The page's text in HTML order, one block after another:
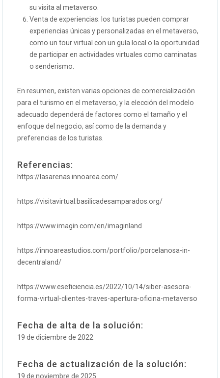
su visita al metaverso.
Venta de experiencias: los turistas pueden comprar
experiencias únicas y personalizadas en el metaverso,
como un tour virtual con un guía local o la oportunidad
de participar en actividades virtuales como caminatas
o senderismo.
En resumen, existen varias opciones de comercialización
para el turismo en el metaverso, y la elección del modelo
adecuado dependerá de factores como el tamaño y el
enfoque del negocio, así como de la demanda y
preferencias de los turistas.
Referencias:
https://lasarenas.innoarea.com/
https://visitavirtual.basilicadesamparados.org/
https://www.imagin.com/en/imaginland
https://innoareastudios.com/portfolio/porcelanosa-in-
decentraland/
https://www.eseficiencia.es/2022/10/14/siber-asesora-
forma-virtual-clientes-traves-apertura-oficina-metaverso
Fecha de alta de la solución:
19 de diciembre de 2022
Fecha de actualización de la solución:
19 de noviembre de 2025